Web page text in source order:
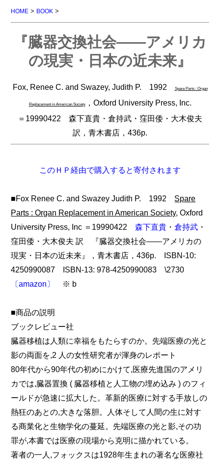
HOME > BOOK >
『臓器交換社会――アメリカ
の現実・日本の近未来』
Fox, Renee C. and Swazey, Judith P. 1992 Spare Parts : Organ
Replacement in American Society，Oxford University Press, Inc.
＝19990422 森下直貴・倉持武・窪田倭・大木俊夫
訳，青木書店，436p.
このＨＰ経由で購入すると寄付されます
■Fox Renee C. and Swazey Judith P. 1992 Spare
Parts : Organ Replacement in American Society, Oxford
University Press, Inc ＝19990422森下直貴 ・倉持武 ・
窪田倭・大木俊夫 訳 『臓器交換社会――アメリカの
現実・日本の近未来』，青木書店，436p. ISBN-10:
4250990087 ISBN-13: 978-4250990083 \2730
〔amazon〕
※ b
■商品の説明
ブックレビュー社
臓器移植は人類に幸福をもたらすのか。先端医療の光と
影の両面を,2 人の女性研究者が渾身のレポート
80年代から90年代の初めにかけて,医療先進国のアメリ
カでは,臓器置換 ( 臓器移植と人工物の埋め込み ) のフィ
ールドが急速に拡大した。革新的医療に対する手放しの
熱狂のあとの,大きな落胆。人体そして人間の生に対す
る商業化と生物学化の蔓延。先端医療の光と影,その功
罪が,本書では医療の現場から克明に描かれている。
著者の一人,フォックスは1928年生まれの著名な医療社